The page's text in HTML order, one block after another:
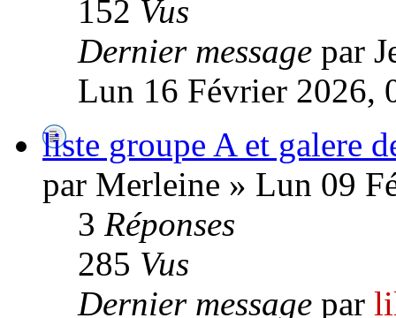
152 Vus
Dernier message par
Lun 16 Février 2026,
liste groupe A et galere
par Merleine » Lun 09
3 Réponses
285 Vus
Dernier message par